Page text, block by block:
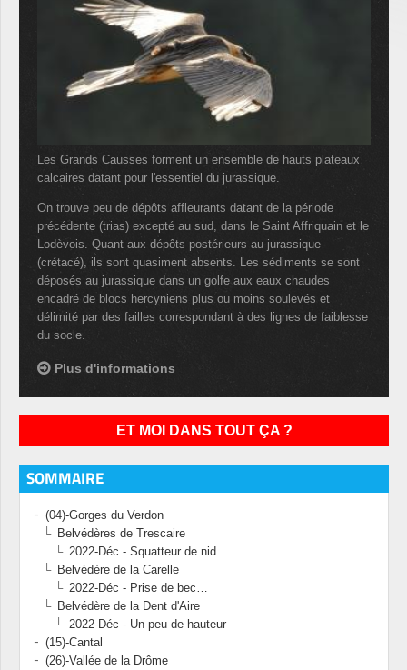
Les Grands Causses forment un ensemble de hauts plateaux
calcaires datant pour l'essentiel du jurassique.
On trouve peu de dépôts affleurants datant de la période
précédente (trias) excepté au sud, dans le Saint Affriquain et le
Lodèvois. Quant aux dépôts postérieurs au jurassique
(crétacé), ils sont quasiment absents. Les sédiments se sont
déposés au jurassique dans un golfe aux eaux chaudes
encadré de blocs hercyniens plus ou moins soulevés et
délimité par des failles correspondant à des lignes de faiblesse
du socle.
Plus d'informations
ET MOI DANS TOUT ÇA ?
SOMMAIRE
(04)-Gorges du Verdon
Belvédères de Trescaire
2022-Déc - Squatteur de nid
Belvédère de la Carelle
2022-Déc - Prise de bec…
Belvédère de la Dent d'Aire
2022-Déc - Un peu de hauteur
(15)-Cantal
(26)-Vallée de la Drôme